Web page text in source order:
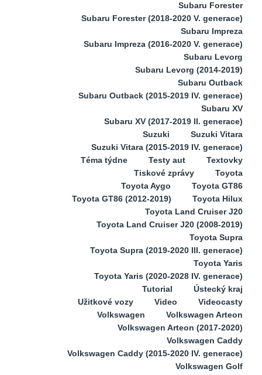
Subaru Forester
Subaru Forester (2018-2020 V. generace)
Subaru Impreza
Subaru Impreza (2016-2020 V. generace)
Subaru Levorg
Subaru Levorg (2014-2019)
Subaru Outback
Subaru Outback (2015-2019 IV. generace)
Subaru XV
Subaru XV (2017-2019 II. generace)
Suzuki
Suzuki Vitara
Suzuki Vitara (2015-2019 IV. generace)
Téma týdne
Testy aut
Textovky
Tiskové zprávy
Toyota
Toyota Aygo
Toyota GT86
Toyota GT86 (2012-2019)
Toyota Hilux
Toyota Land Cruiser J20
Toyota Land Cruiser J20 (2008-2019)
Toyota Supra
Toyota Supra (2019-2020 III. generace)
Toyota Yaris
Toyota Yaris (2020-2028 IV. generace)
Tutorial
Ústecký kraj
Užitkové vozy
Video
Videocasty
Volkswagen
Volkswagen Arteon
Volkswagen Arteon (2017-2020)
Volkswagen Caddy
Volkswagen Caddy (2015-2020 IV. generace)
Volkswagen Golf